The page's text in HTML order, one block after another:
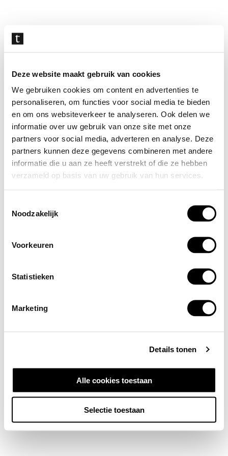
Deze website maakt gebruik van cookies
We gebruiken cookies om content en advertenties te
personaliseren, om functies voor social media te bieden
en om ons websiteverkeer te analyseren. Ook delen we
informatie over uw gebruik van onze site met onze
partners voor social media, adverteren en analyse. Deze
partners kunnen deze gegevens combineren met andere
informatie die u aan ze heeft verstrekt of die ze hebben
verzameld op basis van uw gebruik van hun services.
Noodzakelijk
Voorkeuren
Statistieken
Marketing
Details tonen
Alle cookies toestaan
Selectie toestaan
overslaan